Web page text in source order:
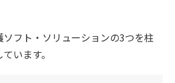
フト・ソリューションの3つを柱
います。